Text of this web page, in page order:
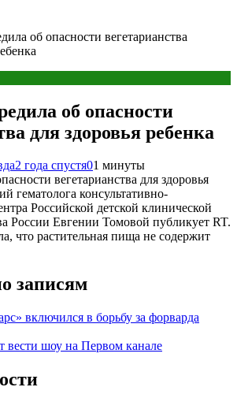
об опасности вегетарианства
об опасности
для здоровья ребенка
2 года спустя01 минуты
вегетарианства для здоровья
гематолога консультативно-
Российской детской клинической
России Евгении Томовой публикует RT.
что растительная пища не содержит
записям
включился в борьбу за форварда
вести шоу на Первом канале